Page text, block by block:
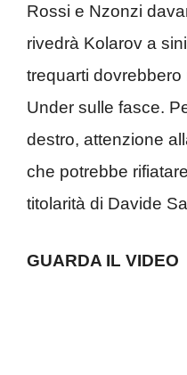
Rossi e Nzonzi
rivedrà Kolarov a
trequarti
Under sulle fasce.
destro, attenzione
che potrebbe
titolarità di Davide
GUARDA IL VIDEO